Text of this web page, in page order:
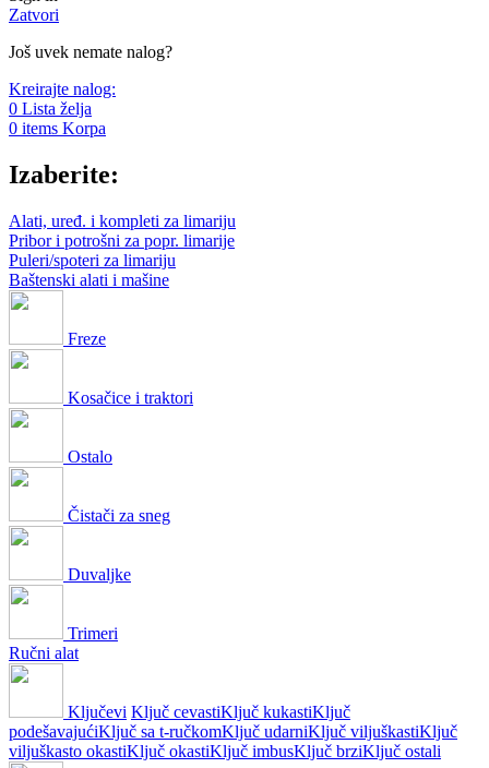
Zatvori
Još uvek nemate nalog?
Kreirajte nalog:
0 Lista želja
0 items Korpa
Izaberite:
Alati, uređ. i kompleti za limariju
Pribor i potrošni za popr. limarije
Puleri/spoteri za limariju
Baštenski alati i mašine
Freze
Kosačice i traktori
Ostalo
Čistači za sneg
Duvaljke
Trimeri
Ručni alat
Ključevi Ključ cevastiKljuč kukastiKljuč
podešavajućiKljuč sa t-ručkomKljuč udarniKljuč viljuškastiKljuč
viljuškasto okastiKljuč okastiKljuč imbusKljuč brziKljuč ostali